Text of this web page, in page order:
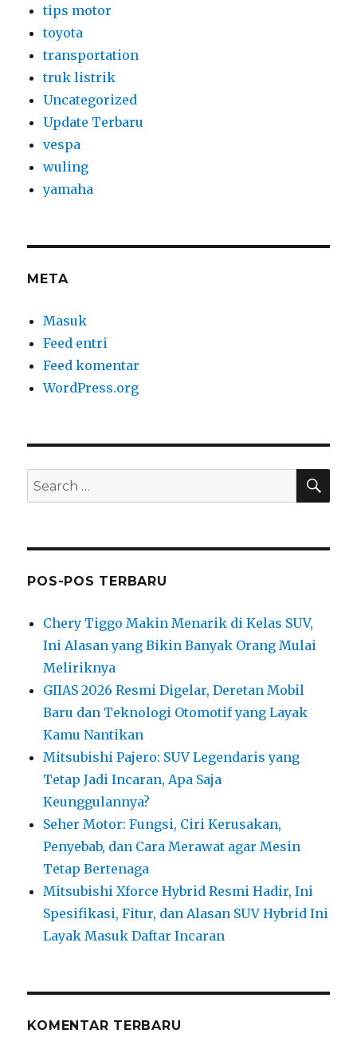
tips motor
toyota
transportation
truk listrik
Uncategorized
Update Terbaru
vespa
wuling
yamaha
META
Masuk
Feed entri
Feed komentar
WordPress.org
Search
for:
POS-POS TERBARU
Chery Tiggo Makin Menarik di Kelas SUV,
Ini Alasan yang Bikin Banyak Orang Mulai
Meliriknya
GIIAS 2026 Resmi Digelar, Deretan Mobil
Baru dan Teknologi Otomotif yang Layak
Kamu Nantikan
Mitsubishi Pajero: SUV Legendaris yang
Tetap Jadi Incaran, Apa Saja
Keunggulannya?
Seher Motor: Fungsi, Ciri Kerusakan,
Penyebab, dan Cara Merawat agar Mesin
Tetap Bertenaga
Mitsubishi Xforce Hybrid Resmi Hadir, Ini
Spesifikasi, Fitur, dan Alasan SUV Hybrid Ini
Layak Masuk Daftar Incaran
KOMENTAR TERBARU